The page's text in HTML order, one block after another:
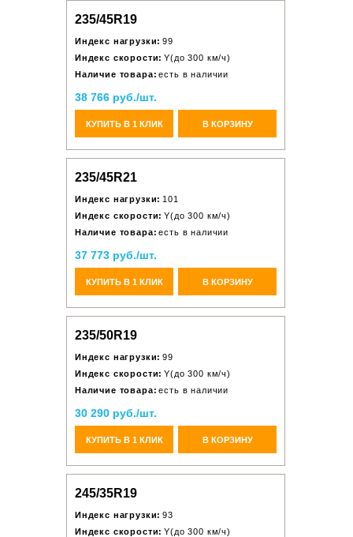
235/45R19
Индекс нагрузки: 99
Индекс скорости: Y(до 300 км/ч)
Наличие товара: есть в наличии
38 766 руб./шт.
КУПИТЬ В 1 КЛИК В КОРЗИНУ
235/45R21
Индекс нагрузки: 101
Индекс скорости: Y(до 300 км/ч)
Наличие товара: есть в наличии
37 773 руб./шт.
КУПИТЬ В 1 КЛИК В КОРЗИНУ
235/50R19
Индекс нагрузки: 99
Индекс скорости: Y(до 300 км/ч)
Наличие товара: есть в наличии
30 290 руб./шт.
КУПИТЬ В 1 КЛИК В КОРЗИНУ
245/35R19
Индекс нагрузки: 93
Индекс скорости: Y(до 300 км/ч)